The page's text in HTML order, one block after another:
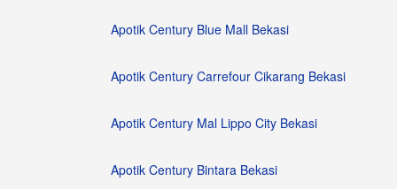
Apotik Century Blue Mall Bekasi
Apotik Century Carrefour Cikarang Bekasi
Apotik Century Mal Lippo City Bekasi
Apotik Century Bintara Bekasi